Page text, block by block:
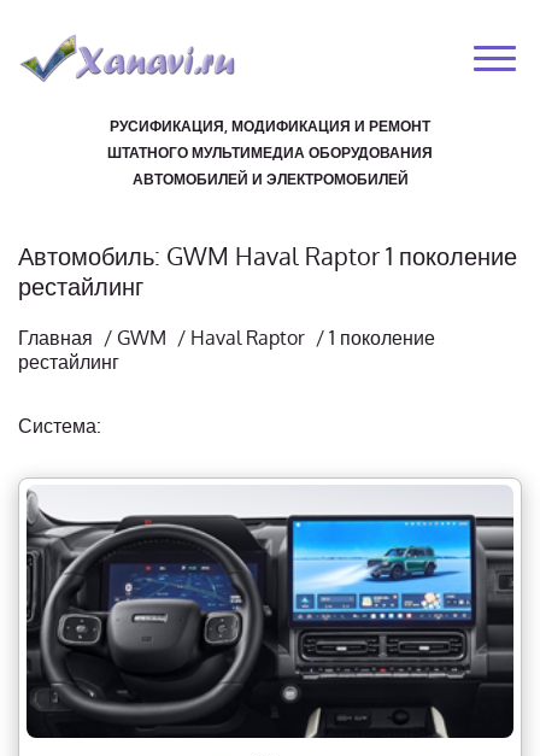
РУСИФИКАЦИЯ, МОДИФИКАЦИЯ И РЕМОНТ
ШТАТНОГО МУЛЬТИМЕДИА ОБОРУДОВАНИЯ
АВТОМОБИЛЕЙ И ЭЛЕКТРОМОБИЛЕЙ
Автомобиль: GWM Haval Raptor 1 поколение
рестайлинг
Главная / GWM / Haval Raptor / 1 поколение
рестайлинг
Система: